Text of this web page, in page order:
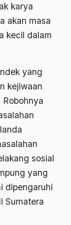
karya
akan masa
kecil dalam
yang
kejiwaan
sosial
yang
dipengaruhi
Sumatera